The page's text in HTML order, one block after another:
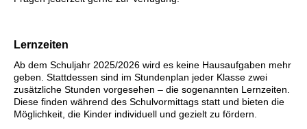
Lernzeiten
Ab dem Schuljahr 2025/2026 wird es keine Hausaufgaben mehr
geben. Stattdessen sind im Stundenplan jeder Klasse zwei
zusätzliche Stunden vorgesehen – die sogenannten Lernzeiten.
Diese finden während des Schulvormittags statt und bieten die
Möglichkeit, die Kinder individuell und gezielt zu fördern.